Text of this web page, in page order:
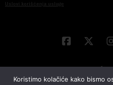
Uslovi korišćenja usluge
Koristimo kolačiće kako bismo